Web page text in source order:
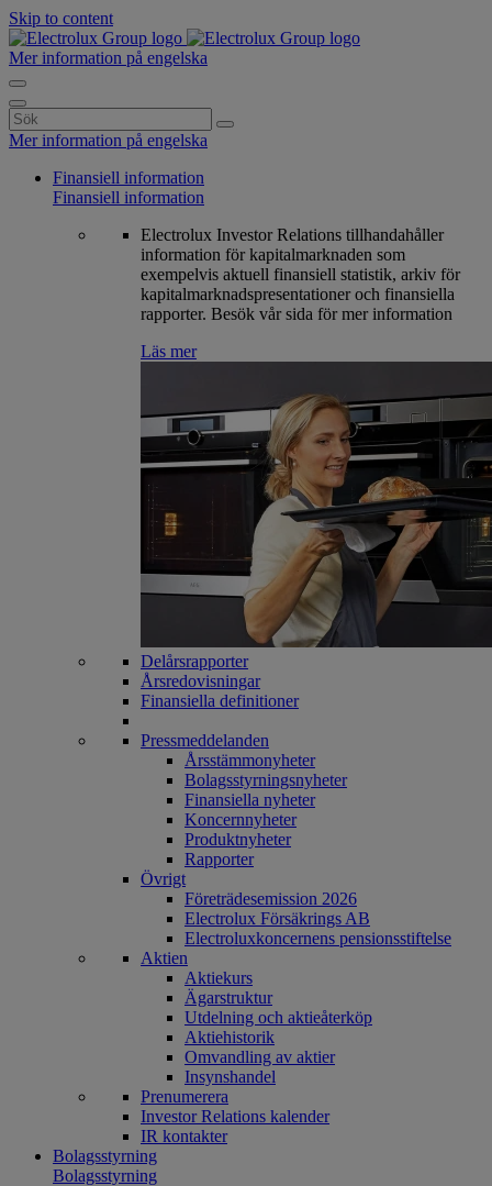
Skip to content
Mer information på engelska
Search
for:
Mer information på engelska
Finansiell information
Finansiell information
Electrolux Investor Relations tillhandahåller
information för kapitalmarknaden som
exempelvis aktuell finansiell statistik, arkiv för
kapitalmarknadspresentationer och finansiella
rapporter. Besök vår sida för mer information
Läs mer
Delårsrapporter
Årsredovisningar
Finansiella definitioner
Pressmeddelanden
Årsstämmonyheter
Bolagsstyrningsnyheter
Finansiella nyheter
Koncernnyheter
Produktnyheter
Rapporter
Övrigt
Företrädesemission 2026
Electrolux Försäkrings AB
Electroluxkoncernens pensionsstiftelse
Aktien
Aktiekurs
Ägarstruktur
Utdelning och aktieåterköp
Aktiehistorik
Omvandling av aktier
Insynshandel
Prenumerera
Investor Relations kalender
IR kontakter
Bolagsstyrning
Bolagsstyrning